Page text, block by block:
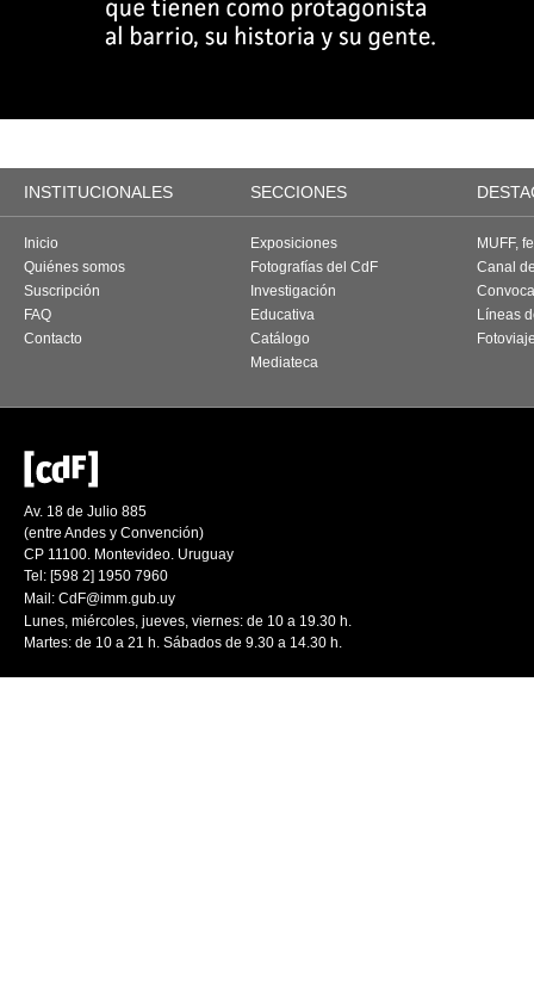
INSTITUCIONALES SECCIONES
Inicio
Quiénes somos
Suscripción
FAQ
Contacto
Exposiciones
Fotografías del CdF
Investigación
Educativa
Catálogo
Mediateca
MUFF,
Canal
Líneas
Av. 18 de Julio 885
(entre Andes y Convención)
CP 11100. Montevideo. Uruguay
Tel: [598 2] 1950 7960
Mail: CdF@imm.gub.uy
Lunes, miércoles, jueves, viernes: de 10 a 19.30 h.
Martes: de 10 a 21 h. Sábados de 9.30 a 14.30 h.